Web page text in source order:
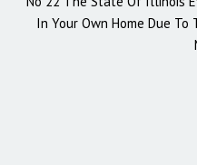
In Your Own Home Due